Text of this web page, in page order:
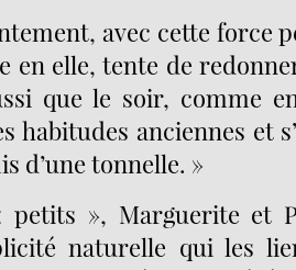
avec cette force
en elle, tente de
que le soir, comme
habitudes anciennes et
d’une tonnelle. »
petits », Marguerite et
naturelle qui les